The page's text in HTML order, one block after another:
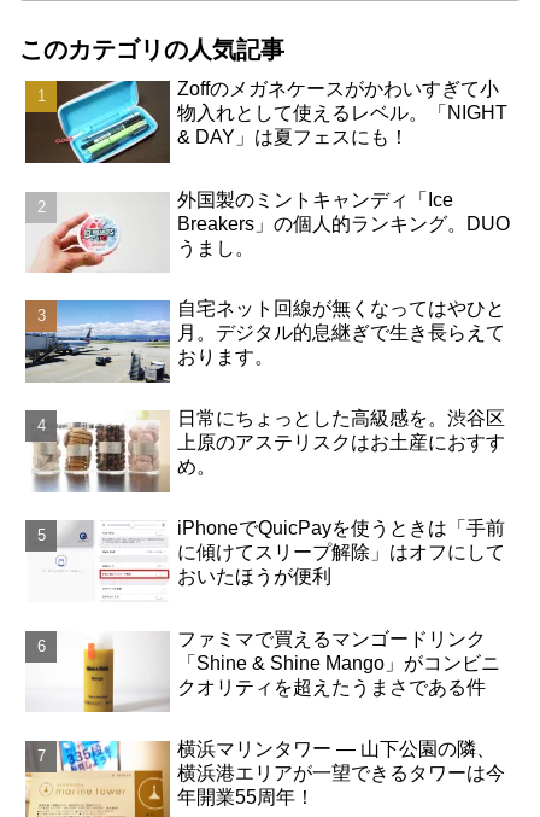
このカテゴリの人気記事
Zoffのメガネケースがかわいすぎて小
物入れとして使えるレベル。「NIGHT
& DAY」は夏フェスにも！
外国製のミントキャンディ「Ice
Breakers」の個人的ランキング。DUO
うまし。
自宅ネット回線が無くなってはやひと
月。デジタル的息継ぎで生き長らえて
おります。
日常にちょっとした高級感を。渋谷区
上原のアステリスクはお土産におすす
め。
iPhoneでQuicPayを使うときは「手前
に傾けてスリープ解除」はオフにして
おいたほうが便利
ファミマで買えるマンゴードリンク
「Shine & Shine Mango」がコンビニ
クオリティを超えたうまさである件
横浜マリンタワー ― 山下公園の隣、
横浜港エリアが一望できるタワーは今
年開業55周年！